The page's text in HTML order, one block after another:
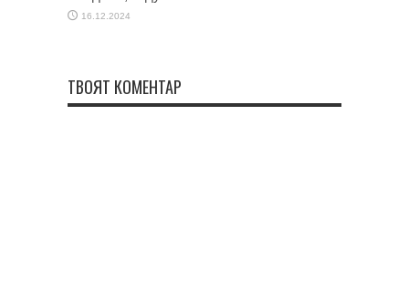
16.12.2024
ТВОЯТ КОМЕНТАР